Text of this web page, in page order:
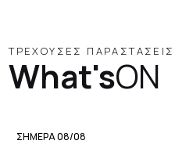
ΤΡΕΧΟΥΣΕΣ ΠΑΡΑΣΤΑΣΕΙΣ
What'sON
ΣΗΜΕΡΑ 08/08